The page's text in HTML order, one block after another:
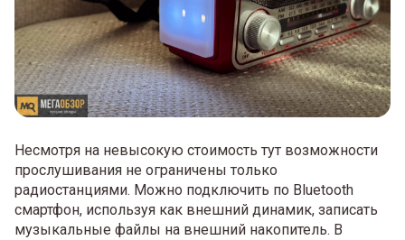
Несмотря на невысокую стоимость тут возможности
прослушивания не ограничены только
радиостанциями. Можно подключить по Bluetooth
смартфон, используя как внешний динамик, записать
музыкальные файлы на внешний накопитель. В